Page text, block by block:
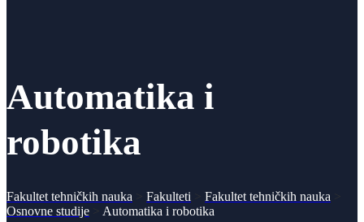
Automatika i
robotika
Fakultet tehničkih nauka > Fakulteti > Fakultet tehničkih nauka >
Osnovne studije > Automatika i robotika